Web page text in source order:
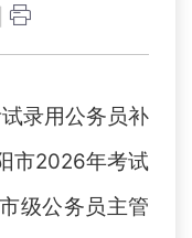
录用公务员补
市2026年考试
级公务员主管